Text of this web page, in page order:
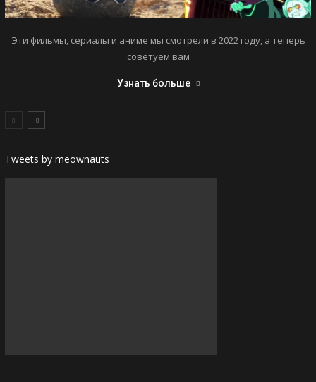
Эти фильмы, сериалы и аниме мы смотрели в 2022 году, а теперь
советуем вам
Узнать больше
Tweets by meownauts